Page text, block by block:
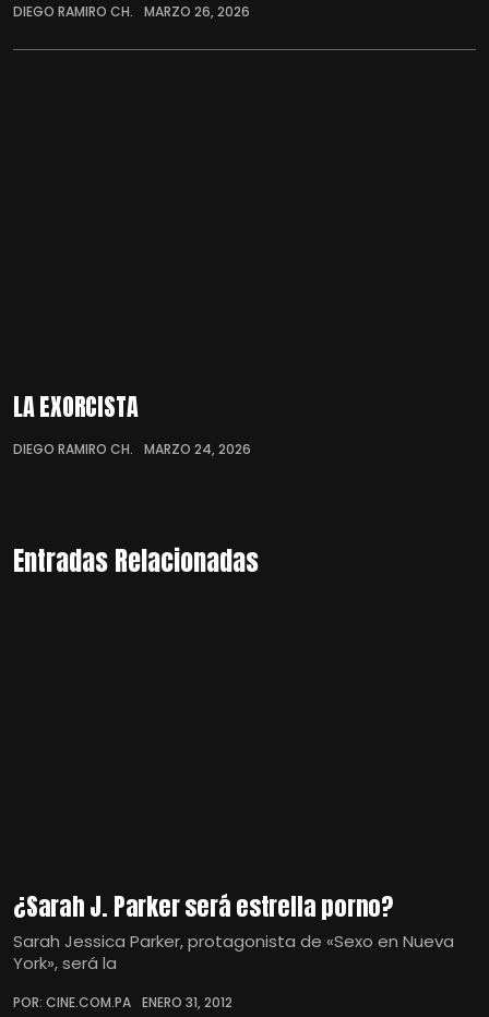
DIEGO RAMIRO CH. MARZO 26, 2026
LA EXORCISTA
DIEGO RAMIRO CH. MARZO 24, 2026
Entradas Relacionadas
¿Sarah J. Parker será estrella porno?
Sarah Jessica Parker, protagonista de «Sexo en Nueva
York», será la
POR: CINE.COM.PA ENERO 31, 2012